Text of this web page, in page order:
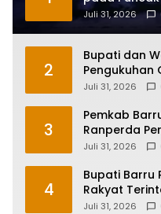
Sulawesi
Juli 31, 2026
2
Bupati dan
Pengukuhan
Capaian
Juli 31, 2026
3
Pemkab
Ranperda
2025,
Juli 31, 2026
4
Bupati Barru
Rakyat
Kunci Masa
Juli 31, 2026